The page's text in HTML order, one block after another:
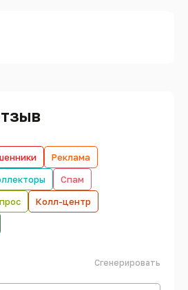
Реклама
Спам
Колл-центр
Сгенерировать